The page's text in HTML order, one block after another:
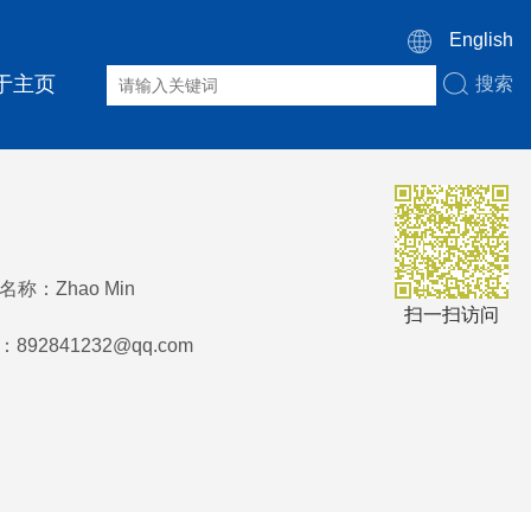
主页
English
搜索
称：Zhao Min
892841232@qq.com
扫一扫访问